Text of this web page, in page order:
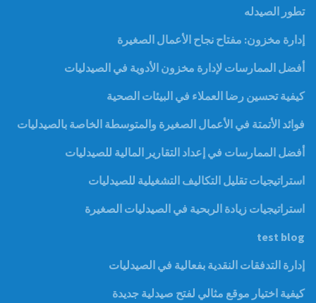
تطور الصيدله
إدارة مخزون: مفتاح نجاح الأعمال الصغيرة
أفضل الممارسات لإدارة مخزون الأدوية في الصيدليات
كيفية تحسين رضا العملاء في البيئات الصحية
فوائد الأتمتة في الأعمال الصغيرة والمتوسطة الخاصة بالصيدليات
أفضل الممارسات في إعداد التقارير المالية للصيدليات
استراتيجيات تقليل التكاليف التشغيلية للصيدليات
استراتيجيات زيادة الربحية في الصيدليات الصغيرة
test blog
إدارة التدفقات النقدية بفعالية في الصيدليات
كيفية اختيار موقع مثالي لفتح صيدلية جديدة